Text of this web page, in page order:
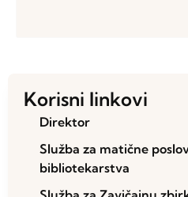
Korisni linkovi
Direktor
Služba za matične
bibliotekarstva